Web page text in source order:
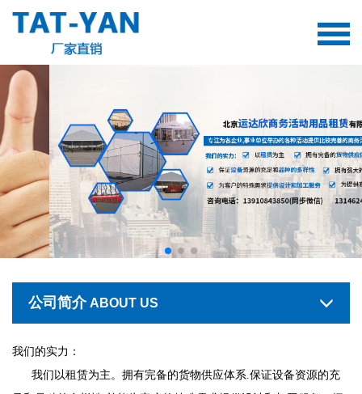
公司简介 ABOUT US
我们的实力：
我们以租赁为主。拥有完备的货物供应体系.保证设备资源的充